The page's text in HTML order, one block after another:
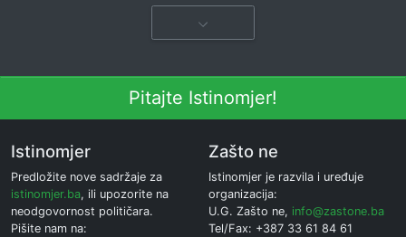
Pitajte Istinomjer!
Istinomjer
Predložite nove sadržaje za
istinomjer.ba, ili upozorite na
neodgovornost političara.
Pišite nam na:
Zašto ne
Istinomjer je razvila i uređuje
organizacija:
U.G. Zašto ne, info@zastone.ba
Tel/Fax: +387 33 61 84 61